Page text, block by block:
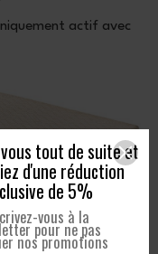
actif avec
tout de suite et
d'une réduction
de 5%
vous à la
pour ne pas
nos promotions